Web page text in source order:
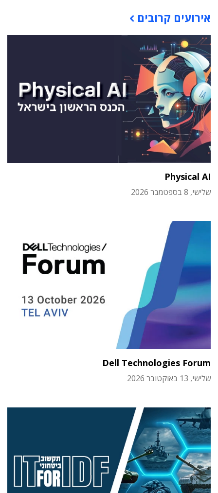
אירועים קרובים
Physical AI
שלישי, 8 בספטמבר 2026
Dell Technologies Forum
שלישי, 13 באוקטובר 2026